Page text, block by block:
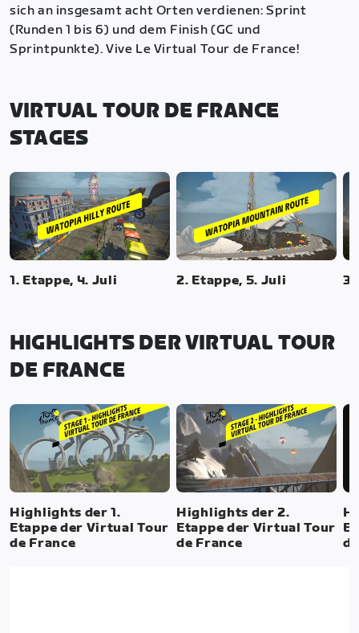
sich an insgesamt acht Orten verdienen: Sprint
(Runden 1 bis 6) und dem Finish (GC und
Sprintpunkte). Vive Le Virtual Tour de France!
VIRTUAL TOUR DE FRANCE
STAGES
1. Etappe, 4. Juli 2. Etappe, 5. Juli 3.
HIGHLIGHTS DER VIRTUAL TOUR
DE FRANCE
Highlights der 1.
Etappe der Virtual Tour
de France
Highlights der 2.
Etappe der Virtual Tour
de France